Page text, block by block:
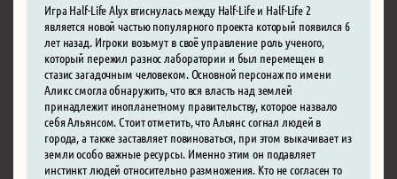
Игра Half-Life Alyx втиснулась между Half-Life и Half-Life 2
является новой частью популярного проекта который появился 6
лет назад. Игроки возьмут в своё управление роль ученого,
который пережил разнос лаборатории и был перемещен в
стазис загадочным человеком. Основной персонаж по имени
Аликс смогла обнаружить, что вся власть над землей
принадлежит инопланетному правительству, которое назвало
себя Альянсом. Стоит отметить, что Альянс согнал людей в
города, а также заставляет повиноваться, при этом выкачивает из
земли особо важные ресурсы. Именно этим он подавляет
инстинкт людей относительно размножения. Кто не согласен то